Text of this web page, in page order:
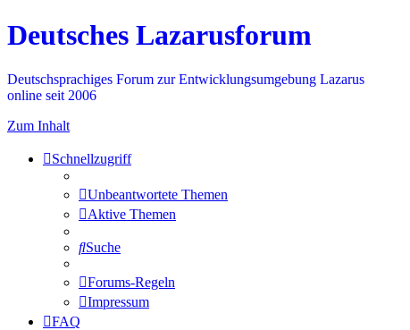
Deutsches Lazarusforum
Deutschsprachiges Forum zur Entwicklungsumgebung Lazarus
online seit 2006
Zum Inhalt
Schnellzugriff
Unbeantwortete Themen
Aktive Themen
Suche
Forums-Regeln
Impressum
FAQ